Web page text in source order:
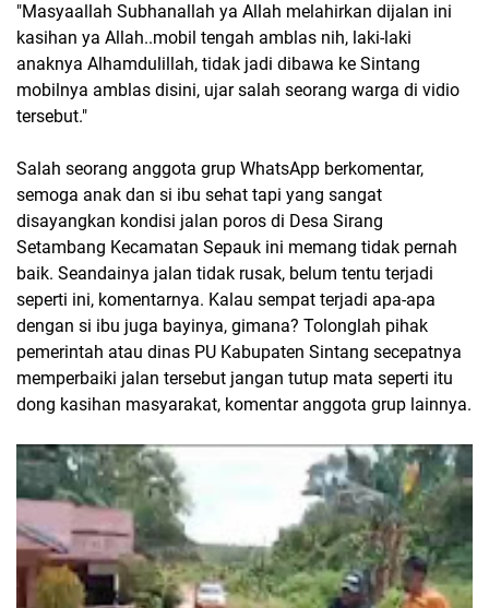
"Masyaallah Subhanallah ya Allah melahirkan dijalan ini
kasihan ya Allah..mobil tengah amblas nih, laki-laki
anaknya Alhamdulillah, tidak jadi dibawa ke Sintang
mobilnya amblas disini, ujar salah seorang warga di vidio
tersebut."
Salah seorang anggota grup WhatsApp berkomentar,
semoga anak dan si ibu sehat tapi yang sangat
disayangkan kondisi jalan poros di Desa Sirang
Setambang Kecamatan Sepauk ini memang tidak pernah
baik. Seandainya jalan tidak rusak, belum tentu terjadi
seperti ini, komentarnya. Kalau sempat terjadi apa-apa
dengan si ibu juga bayinya, gimana? Tolonglah pihak
pemerintah atau dinas PU Kabupaten Sintang secepatnya
memperbaiki jalan tersebut jangan tutup mata seperti itu
dong kasihan masyarakat, komentar anggota grup lainnya.